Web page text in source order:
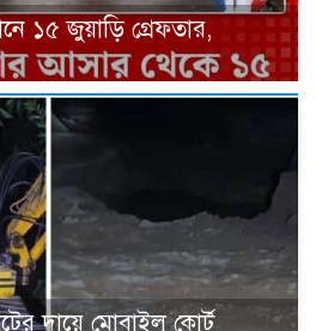
১৫ জুয়াড়ি গ্রেফতার,
দায়ে মোবাইল কোর্ট